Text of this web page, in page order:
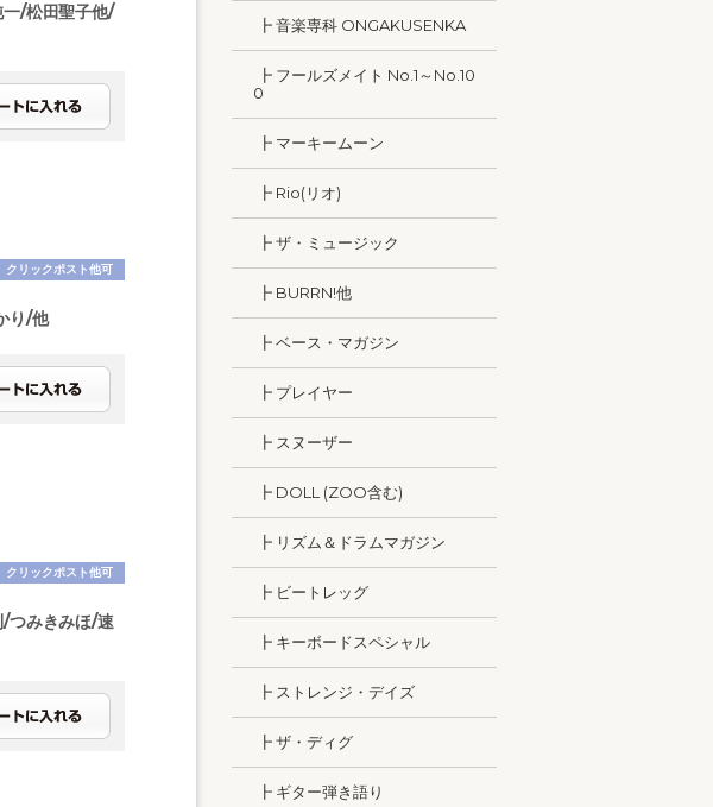
/松田聖子他/
クリックポスト他可
り/他
クリックポスト他可
つみきみほ/速
┣ 音楽専科 ONGAKUSENKA
┣ フールズメイト No.1～No.10
0
┣ マーキームーン
┣ Rio(リオ)
┣ ザ・ミュージック
┣ BURRN!他
┣ ベース・マガジン
┣ プレイヤー
┣ スヌーザー
┣ DOLL (ZOO含む)
┣ リズム＆ドラムマガジン
┣ ビートレッグ
┣ キーボードスペシャル
┣ ストレンジ・デイズ
┣ ザ・ディグ
┣ ギター弾き語り